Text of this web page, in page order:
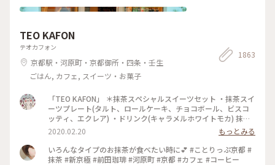
TEO KAFON
テオカフォン
京都駅・河原町・京都御所・四条・壬生
ごはん, カフェ, スイーツ・お菓子
1863
「TEO KAFON」 ＊抹茶スペシャルスイーツセット ・抹茶スイ
ーツプレート(タルト、ロールケーキ、チョコボール、ビスコ
ッティ、エクレア) ・ドリンク(キャラメルホワイトモカ) 抹茶
三昧出来て大満足したそうです。 フォークを2本用意して頂い
たのですが、娘一人で完食でした。 #TEO KAFON#抹茶三昧#
プチことりっぷ京都#冬のおでかけ
2020.02.20
もっとみる
いろんなタイプのお抹茶が食べたい時に💕 #ことりっぷ京都 #
抹茶 #新京極 #前田珈琲 #河原町 #京都 #カフェ #コーヒー